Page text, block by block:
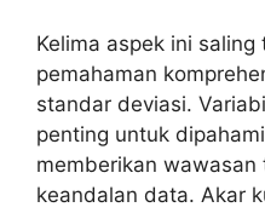
Kelima aspek ini
pemahaman
standar deviasi.
penting untuk
memberikan
keandalan data. Akar